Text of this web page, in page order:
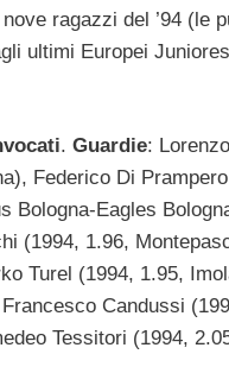
ragazzi del ’94 (le
ultimi Europei
. Guardie:
Federico Di
Bologna-Eagles
(1994, 1.96,
Turel (1994, 1.95,
Candussi
Tessitori (1994,